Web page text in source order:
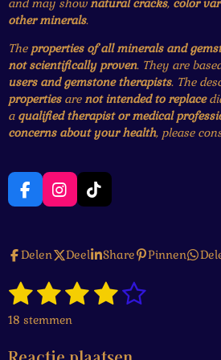
and may shownatural cracks, color
other minerals.
The properties of all minerals and
not scientifically proven. They are
users and gemstone therapists. The
propertiesarenot intended to replace
a qualified therapist or medical
concerns about your health, please
F
a
b
o
k
I
n
a
r
m
T
i
o
Delen Deel Share Pinnen
R
a
t
n
1
s
t
2
s
3
s
4 5
S
18 stemmen